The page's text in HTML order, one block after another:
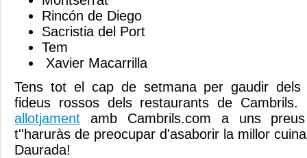
Rincón de Diego
Sacristia del Port
Tem
Xavier Macarrilla
Tens tot el cap de setmana per gaudir dels
fideus rossos dels restaurants de
allotjament amb Cambrils.com a uns
t''haruràs de preocupar d'asaborir la millor
Daurada!